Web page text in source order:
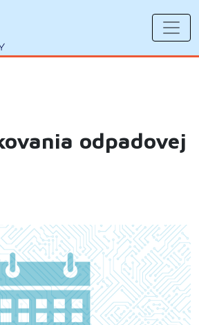
odpadovej